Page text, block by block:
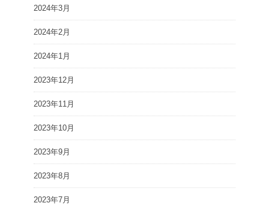
2024年3月
2024年2月
2024年1月
2023年12月
2023年11月
2023年10月
2023年9月
2023年8月
2023年7月